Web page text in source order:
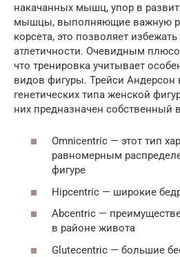
накачанных мышц, упор в
мышцы, выполняющие важную
корсета, это позволяет
атлетичности. Очевидным
что тренировка учитывает
видов фигуры. Трейси Андерсон
генетических типа женской
них предназначен собственный
Omnicentric — этот тип
равномерным
фигуре
Hipcentric — широкие
Abcentric —
в районе живота
Glutecentric — большие